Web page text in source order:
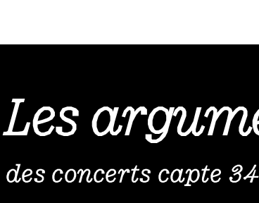
des concerts capte